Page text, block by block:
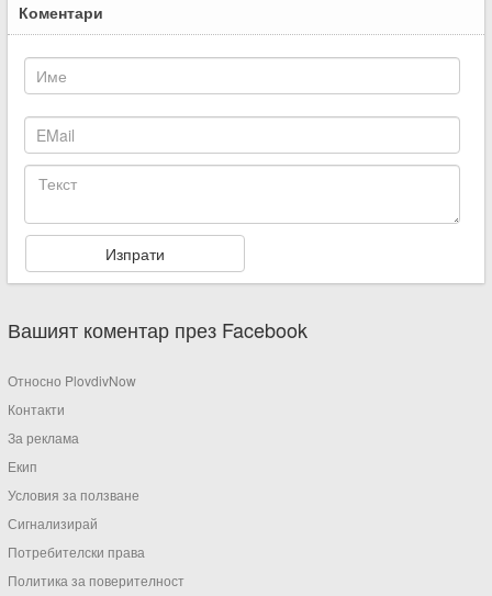
Коментари
Вашият коментар през Facebook
Относно PlovdivNow
Контакти
За реклама
Екип
Условия за ползване
Сигнализирай
Потребителски права
Политика за поверителност